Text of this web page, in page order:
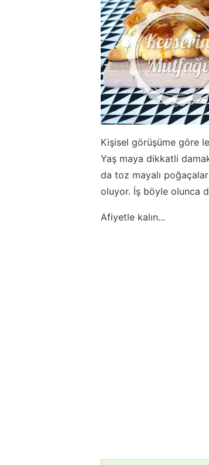
Kişisel görüşüme göre
Yaş maya dikkatli
da toz mayalı
oluyor. İş böyle olunca
Afiyetle kalın...